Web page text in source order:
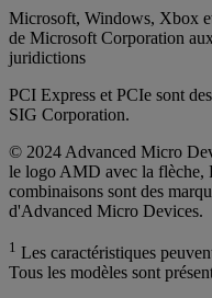
Microsoft, Windows, Xbox
de Microsoft Corporation
juridictions
PCI Express et PCIe sont
SIG Corporation.
© 2024 Advanced Micro
le logo AMD avec la flèche,
combinaisons sont des
d'Advanced Micro Devices.
1 Les caractéristiques
Tous les modèles sont